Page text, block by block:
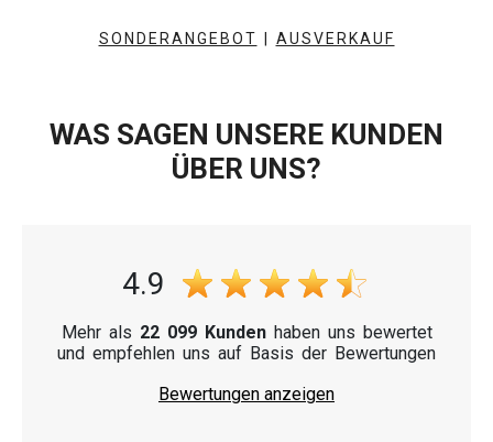
SONDERANGEBOT AUSVERKAUF
WAS SAGEN UNSERE KUNDEN
ÜBER UNS?
4.9
Mehr als 22 099 Kundenhaben uns bewertet
und empfehlen uns auf Basis der Bewertungen
Bewertungen anzeigen